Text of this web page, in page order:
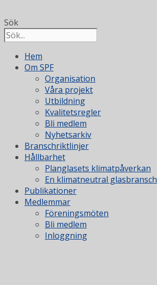
Sök
Hem
Om SPF
Organisation
Våra projekt
Utbildning
Kvalitetsregler
Bli medlem
Nyhetsarkiv
Branschriktlinjer
Hållbarhet
Planglasets klimatpåverkan
En klimatneutral glasbransch
Publikationer
Medlemmar
Föreningsmöten
Bli medlem
Inloggning